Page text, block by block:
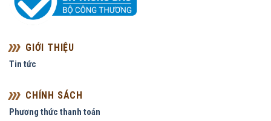
GIỚI THIỆU
Tin tức
CHÍNH SÁCH
Phương thức thanh toán